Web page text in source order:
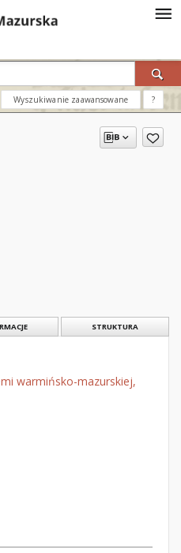
Wyszukiwanie zaawansowane ?
STRUKTURA
warmińsko-mazurskiej,